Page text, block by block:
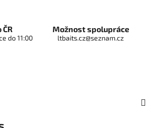
do 11:00
Možnost spolupráce
ltbaits.cz@seznam.cz